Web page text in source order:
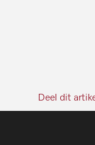
Deel dit